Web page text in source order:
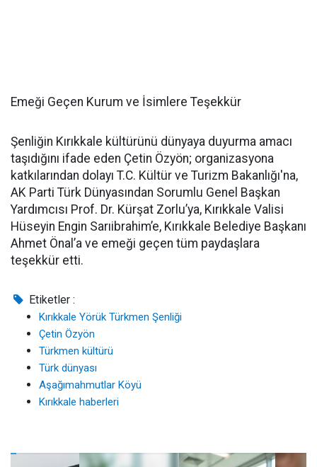
Emeği Geçen Kurum ve İsimlere Teşekkür
Şenliğin Kırıkkale kültürünü dünyaya duyurma amacı
taşıdığını ifade eden Çetin Özyön; organizasyona
katkılarından dolayı T.C. Kültür ve Turizm Bakanlığı'na,
AK Parti Türk Dünyasından Sorumlu Genel Başkan
Yardımcısı Prof. Dr. Kürşat Zorlu’ya, Kırıkkale Valisi
Hüseyin Engin Sarıibrahim’e, Kırıkkale Belediye Başkanı
Ahmet Önal’a ve emeği geçen tüm paydaşlara
teşekkür etti.
Etiketler :
Kırıkkale Yörük Türkmen Şenliği
Çetin Özyön
Türkmen kültürü
Türk dünyası
Aşağımahmutlar Köyü
Kırıkkale haberleri